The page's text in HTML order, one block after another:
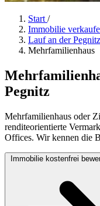
Start /
Immobilie
Lauf an der Pegnitz
Mehrfamilienhaus
Pegnitz
Mehrfamilienhaus oder
renditeorientierte
Offices. Wir kennen die